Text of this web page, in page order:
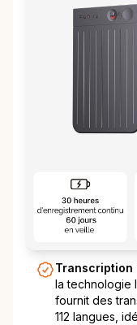
Transcription
la technologie
fournit des
112 langues,